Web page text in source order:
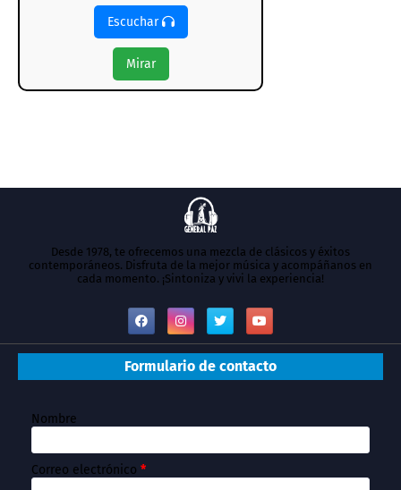
Escuchar
Mirar
Desde 1978, te ofrecemos una mezcla de clásicos y éxitos
contemporáneos. Disfruta de la mejor música y acompáñanos en
cada momento. ¡Sintoniza y vivi la experiencia!
Formulario de contacto
Nombre
Correo electrónico *